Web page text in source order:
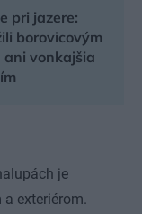
pri jazere:
borovicovým
ani vonkajšia
je
exteriérom.